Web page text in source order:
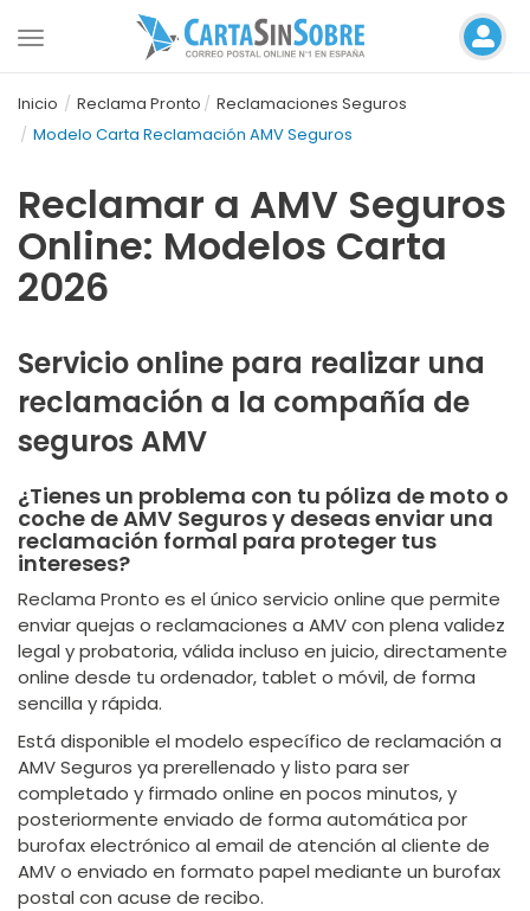
Toggle
Inicio Reclama Pronto
Reclamaciones Seguros
Modelo Carta Reclamación AMV Seguros
Reclamar a AMV Seguros
Online: Modelos Carta
2026
Servicio online para realizar una
reclamación a la compañía de
seguros AMV
¿Tienes un problema con tu póliza de moto o
coche de AMV Seguros y deseas enviar una
reclamación formal para proteger tus
intereses?
Reclama Pronto es el único servicio online que permite
enviar quejas o reclamaciones a AMV con plena validez
legal y probatoria, válida incluso en juicio, directamente
online desde tu ordenador, tablet o móvil, de forma
sencilla y rápida.
Está disponible el modelo específico de reclamación a
AMV Seguros ya prerellenado y listo para ser
completado y firmado online en pocos minutos, y
posteriormente enviado de forma automática por
burofax electrónico al email de atención al cliente de
AMV o enviado en formato papel mediante un burofax
postal con acuse de recibo.